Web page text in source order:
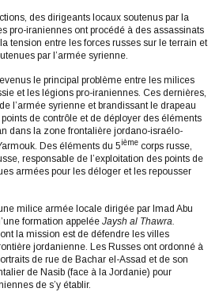
des dirigeants locaux soutenus par la
pro-iraniennes ont procédé à des assassinats
tension entre les forces russes sur le terrain et
par l’armée syrienne.
le principal problème entre les milices
et les légions pro-iraniennes. Ces dernières,
l’armée syrienne et brandissant le drapeau
de contrôle et de déployer des éléments
dans la zone frontalière jordano-israélo-
Des éléments du 5ième corps russe,
responsable de l’exploitation des points de
armées pour les déloger et les repousser
milice armée locale dirigée par Imad Abu
formation appelée Jaysh al Thawra.
la mission est de défendre les villes
jordanienne. Les Russes ont ordonné à
de rue de Bachar el-Assad et de son
de Nasib (face à la Jordanie) pour
de s’y établir.